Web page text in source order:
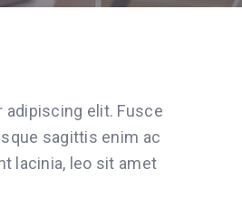
elit. Fusce
sagittis enim ac
lacinia, leo sit amet